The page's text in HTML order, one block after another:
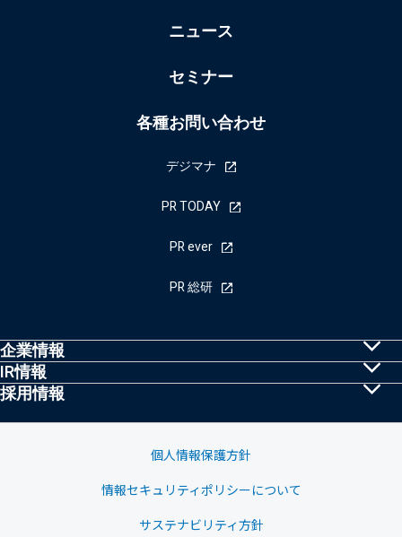
ニュース
セミナー
各種お問い合わせ
デジマナ
PR TODAY
PR ever
PR 総研
企業情報
共同PRとは
IR情報
株主・投資家の皆様へ
採用情報
採用情報
個人情報保護方針
情報セキュリティポリシーについて
サステナビリティ方針